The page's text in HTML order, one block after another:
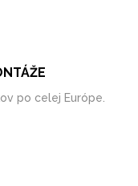
po celej Európe.